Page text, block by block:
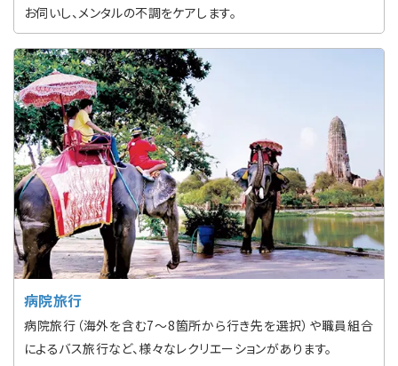
お伺いし、メンタルの不調をケアします。
病院旅行
病院旅行（海外を含む7〜8箇所から行き先を選択）や職員組合
によるバス旅行など、様々なレクリエーションがあります。